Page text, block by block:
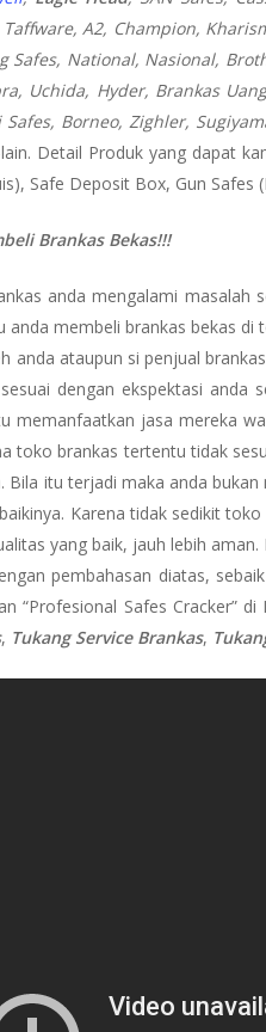
A2, Champion,
Safes, National, Nasional,
Uchida, Hyder, Brankas
Borneo, Zighler,
Detail Produk yang dapat
Safe Deposit Box, Gun
Brankas Bekas!!!
anda mengalami
anda membeli brankas bekas
anda ataupun si penjual
dengan ekspektasi anda
memanfaatkan jasa mereka
toko brankas tertentu tidak
Bila itu terjadi maka anda
Karena tidak sedikit
yang baik, jauh lebih
pembahasan diatas,
“Profesional Safes Cracker”
, Tukang Service Brankas,